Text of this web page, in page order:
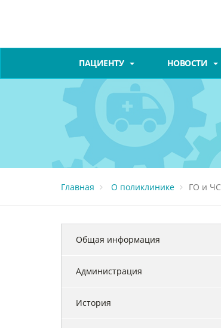
ПАЦИЕНТУ НОВОСТИ
Главная О поликлинике ГО и ЧС
Общая информация
Администрация
История